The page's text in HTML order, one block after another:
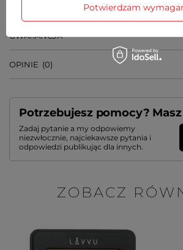
SZCZEGÓŁOWE DANE
GWARANCJA
OPINIE (0)
Potrzebujesz pomocy?
Zadaj pytanie a my odpowiemy
niezwłocznie, najciekawsze pytania i
odpowiedzi publikując dla innych.
ZOBACZ
Potwierdzam